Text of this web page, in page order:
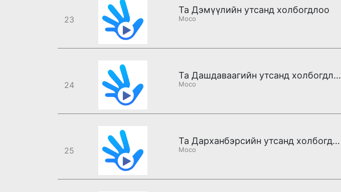
23
Та Дэмүүлийн утсанд холбогдлоо
Moco
24
Та Дашдаваагийн утсанд холбогдлоо
Moco
25
Та Дарханбэрсийн утсанд холбогдлоо
Moco